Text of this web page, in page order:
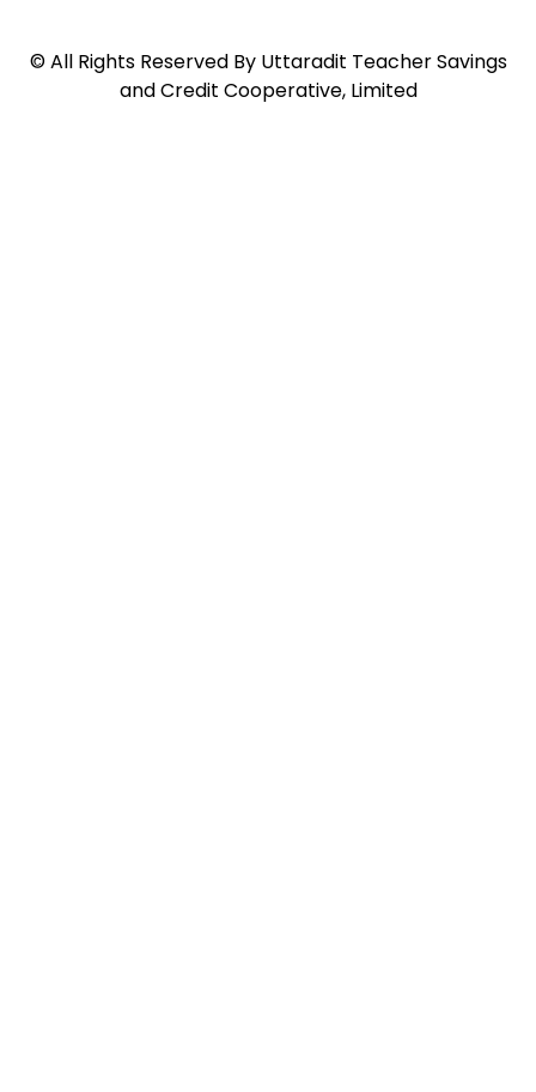
©All Rights Reserved By Uttaradit Teacher Savings
and Credit Cooperative, Limited